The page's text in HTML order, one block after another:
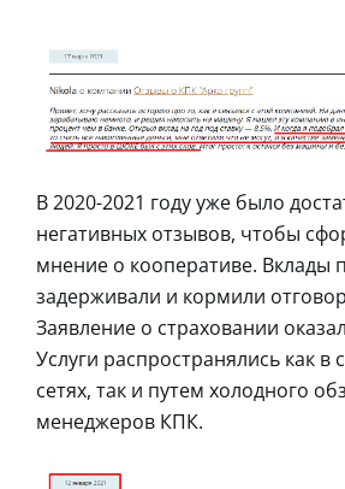
В 2020-2021 году уже было
негативных отзывов, чтобы
мнение о кооперативе. Вклады
задерживали и кормили
Заявление о страховании
Услуги распространялись как в
сетях, так и путем холодного
менеджеров КПК.